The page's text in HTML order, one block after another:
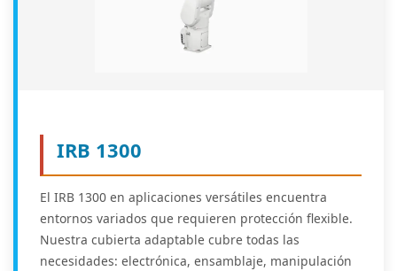
IRB 1300
El IRB 1300 en aplicaciones versátiles encuentra
entornos variados que requieren protección flexible.
Nuestra cubierta adaptable cubre todas las
necesidades: electrónica, ensamblaje, manipulación